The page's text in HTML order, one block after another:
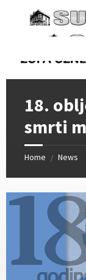
content
18.
smrti
Home / News